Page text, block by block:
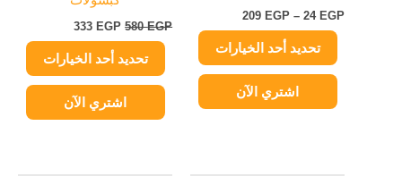
24 EGP
–
209 EGP
تحديد أحد الخيارات
صفحة
المنتج
اشتري الآن
580EGP
333 EGP
تحديد أحد الخيارات
صفحة
المنتج
اشتري الآن